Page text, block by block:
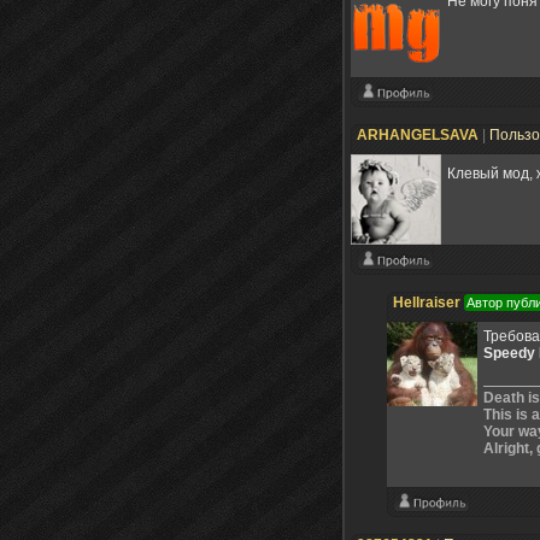
ARHANGELSAVA
Клевый мод,
Hellraiser Автор
Speedy
Death
This is
Your
Alright,